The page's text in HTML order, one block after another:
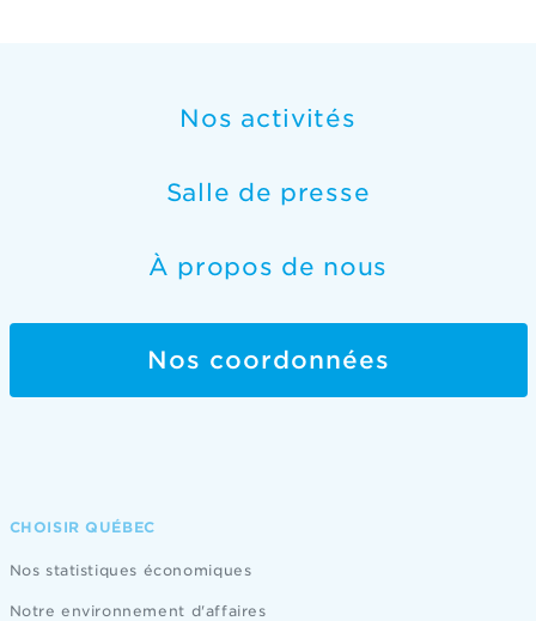
Nos activités
Salle de presse
À propos de nous
Nos coordonnées
CHOISIR QUÉBEC
Nos statistiques économiques
Notre environnement d'affaires